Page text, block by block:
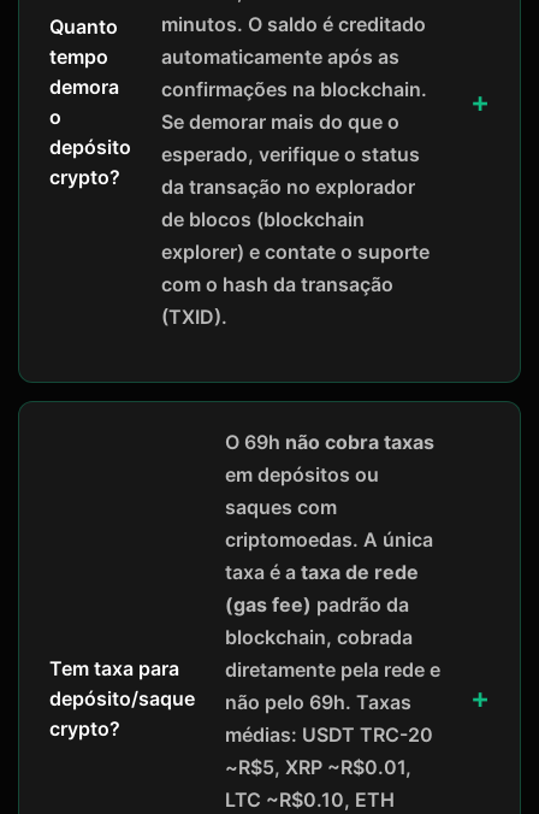
Quanto
tempo
demora
o
depósito
crypto?
minutos. O saldo é creditado
automaticamente após as
confirmações na blockchain.
Se demorar mais do que o
esperado, verifique o status
da transação no explorador
de blocos (blockchain
explorer) e contate o suporte
com o hash da transação
(TXID).
Tem taxa para
depósito/saque
crypto?
O 69h não cobra taxas
em depósitos ou
saques com
criptomoedas. A única
taxa é a taxa de rede
(gas fee) padrão da
blockchain, cobrada
diretamente pela rede e
não pelo 69h. Taxas
médias: USDT TRC-20
~R$5, XRP ~R$0.01,
LTC ~R$0.10, ETH